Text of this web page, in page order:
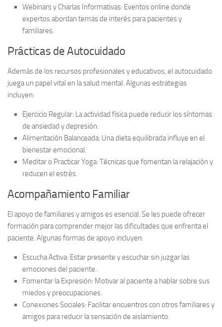
Webinars y Charlas Informativas: Eventos online donde
expertos abordan temas de interés para pacientes y
familiares.
Prácticas de Autocuidado
Además de los recursos profesionales y educativos, el autocuidado
juega un papel vital en la salud mental. Algunas estrategias
incluyen:
Ejercicio Regular: La actividad física puede reducir los síntomas
de ansiedad y depresión.
Alimentación Balanceada: Una dieta equilibrada influye en el
bienestar emocional.
Meditar o Practicar Yoga: Técnicas que fomentan la relajación y
reducen el estrés.
Acompañamiento Familiar
El apoyo de familiares y amigos es esencial. Se les puede ofrecer
formación para comprender mejor las dificultades que enfrenta el
paciente. Algunas formas de apoyo incluyen:
Escucha Activa: Estar presente y escuchar sin juzgar las
emociones del paciente.
Fomentar la Expresión: Motivar al paciente a hablar sobre sus
miedos y preocupaciones.
Conexiones Sociales: Facilitar encuentros con otros familiares y
amigos para reducir la sensación de aislamiento.